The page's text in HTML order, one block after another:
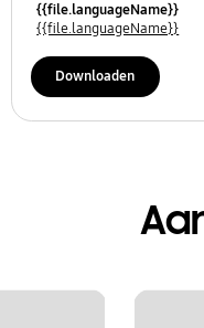
{{file.languageName}}
{{file.languageName}}
Downloaden